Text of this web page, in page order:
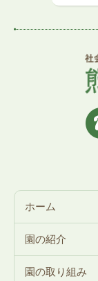
ホーム
園の紹介
園の取り組み